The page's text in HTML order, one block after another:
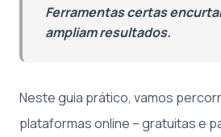
Ferramentas certas
ampliam resultados.
Neste guia prático, vamos
plataformas online – gratuitas e